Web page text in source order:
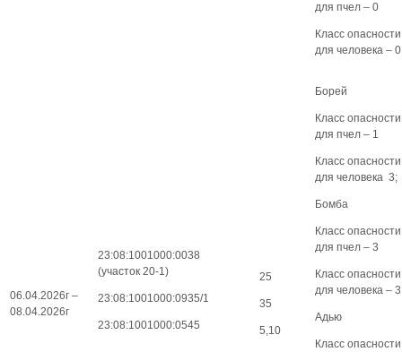
для пчел – 0
Класс опасности
для человека –
06.04.2026г –
08.04.2026г
23:08:1001000:0038
(участок 20-1)
23:08:1001000:0935/1
23:08:1001000:0545
25
35
5,10
Борей
Класс опасности
для пчел – 1
Класс опасности
для человека 3;
Бомба
Класс опасности
для пчел – 3
Класс опасности
для человека –
Адью
Класс опасности